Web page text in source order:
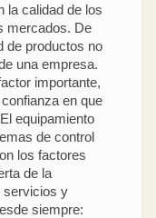
la calidad de los
mercados. De
de productos no
una empresa.
importante,
en que
equipamiento
de control
los factores
de la
servicios y
siempre: